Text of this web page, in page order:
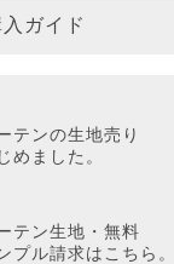
ガイド
テンの生地売り
めました。
テン生地・無料
プル請求はこちら。